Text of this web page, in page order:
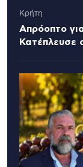
Κρήτη
Απρόοπτο
Κατέπλευσε